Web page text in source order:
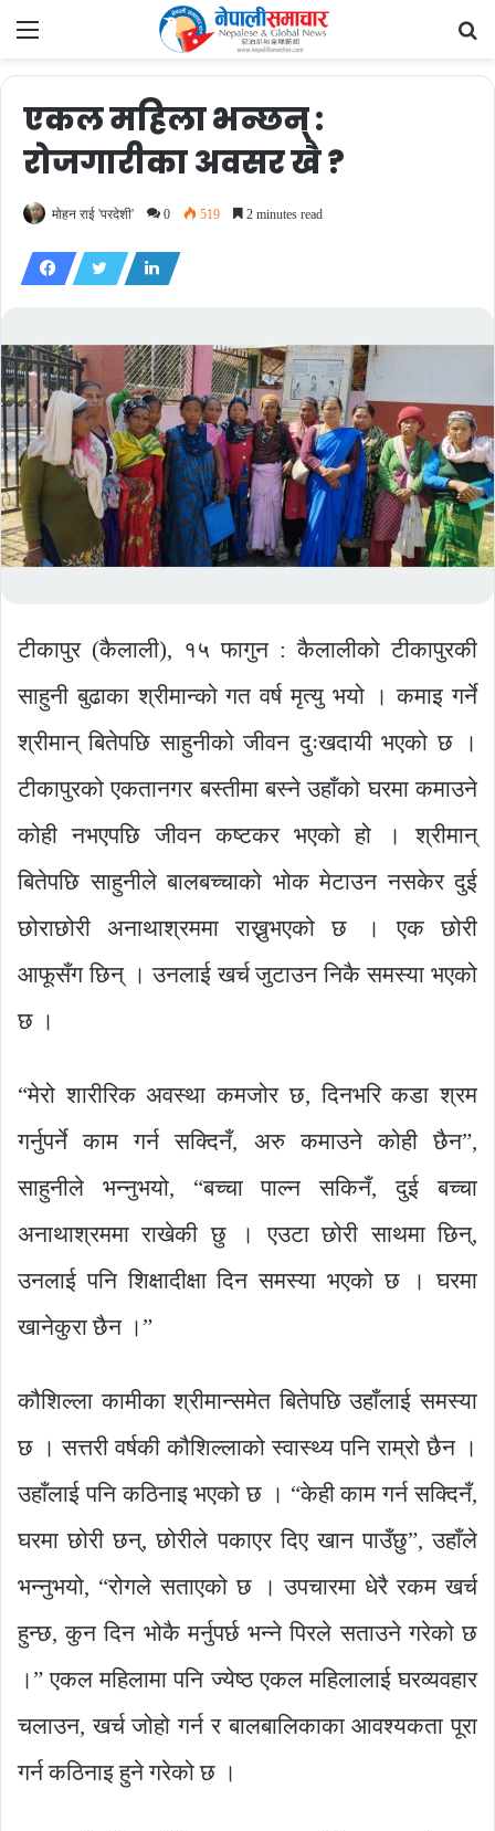
Menu
एकल महिला भन्छन् :
रोजगारीका अवसर खै ?
मोहन राई 'परदेशी' 0 519 2 minutes read
टीकापुर (कैलाली), १५ फागुन : कैलालीको टीकापुरकी
साहुनी बुढाका श्रीमान्को गत वर्ष मृत्यु भयो । कमाइ गर्ने
श्रीमान् बितेपछि साहुनीको जीवन दुःखदायी भएको छ ।
टीकापुरको एकतानगर बस्तीमा बस्ने उहाँको घरमा कमाउने
कोही नभएपछि जीवन कष्टकर भएको हो । श्रीमान्
बितेपछि साहुनीले बालबच्चाको भोक मेटाउन नसकेर दुई
छोराछोरी अनाथाश्रममा राख्नुभएको छ । एक छोरी
आफूसँग छिन् । उनलाई खर्च जुटाउन निकै समस्या भएको
छ ।
“मेरो शारीरिक अवस्था कमजोर छ, दिनभरि कडा श्रम
गर्नुपर्ने काम गर्न सक्दिनँ, अरु कमाउने कोही छैन”,
साहुनीले भन्नुभयो, “बच्चा पाल्न सकिनँ, दुई बच्चा
अनाथाश्रममा राखेकी छु । एउटा छोरी साथमा छिन्,
उनलाई पनि शिक्षादीक्षा दिन समस्या भएको छ । घरमा
खानेकुरा छैन ।”
कौशिल्ला कामीका श्रीमान्समेत बितेपछि उहाँलाई समस्या
छ । सत्तरी वर्षकी कौशिल्लाको स्वास्थ्य पनि राम्रो छैन ।
उहाँलाई पनि कठिनाइ भएको छ । “केही काम गर्न सक्दिनँ,
घरमा छोरी छन्, छोरीले पकाएर दिए खान पाउँछु”, उहाँले
भन्नुभयो, “रोगले सताएको छ । उपचारमा धेरै रकम खर्च
हुन्छ, कुन दिन भोकै मर्नुपर्छ भन्ने पिरले सताउने गरेको छ
।” एकल महिलामा पनि ज्येष्ठ एकल महिलालाई घरव्यवहार
चलाउन, खर्च जोहो गर्न र बालबालिकाका आवश्यकता पूरा
गर्न कठिनाइ हुने गरेको छ ।